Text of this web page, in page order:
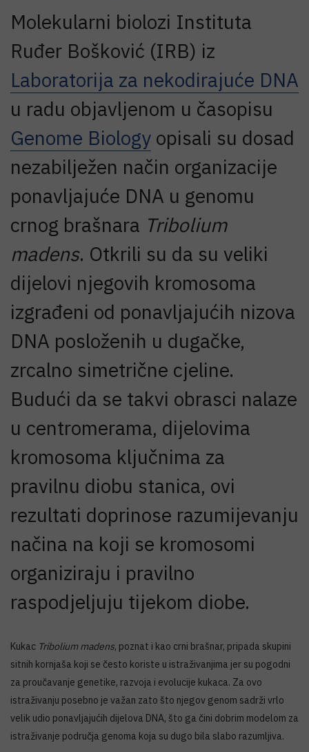
Molekularni biolozi Instituta
Ruđer Bošković (IRB) iz
Laboratorija za nekodirajuće DNA
u radu objavljenom u časopisu
Genome Biology opisali su dosad
nezabilježen način organizacije
ponavljajuće DNA u genomu
crnog brašnara Tribolium
madens. Otkrili su da su veliki
dijelovi njegovih kromosoma
izgrađeni od ponavljajućih nizova
DNA posloženih u dugačke,
zrcalno simetrične cjeline.
Budući da se takvi obrasci nalaze
u centromerama, dijelovima
kromosoma ključnima za
pravilnu diobu stanica, ovi
rezultati doprinose razumijevanju
načina na koji se kromosomi
organiziraju i pravilno
raspodjeljuju tijekom diobe.
Kukac Tribolium madens, poznat i kao crni brašnar, pripada skupini
sitnih kornjaša koji se često koriste u istraživanjima jer su pogodni
za proučavanje genetike, razvoja i evolucije kukaca. Za ovo
istraživanju posebno je važan zato što njegov genom sadrži vrlo
velik udio ponavljajućih dijelova DNA, što ga čini dobrim modelom za
istraživanje područja genoma koja su dugo bila slabo razumljiva.